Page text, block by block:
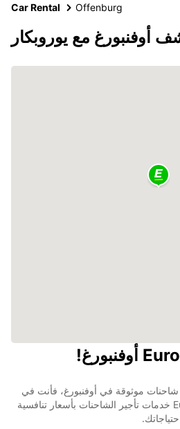
Car Rental Offenburg
أوفنبورغ مع يوروبكار
موثوقة في أوفنبورغ، فأنت في
المكان الصحيح! تقدم Europcar خدمات تأجير الشاحنات بأسعار تنافسية